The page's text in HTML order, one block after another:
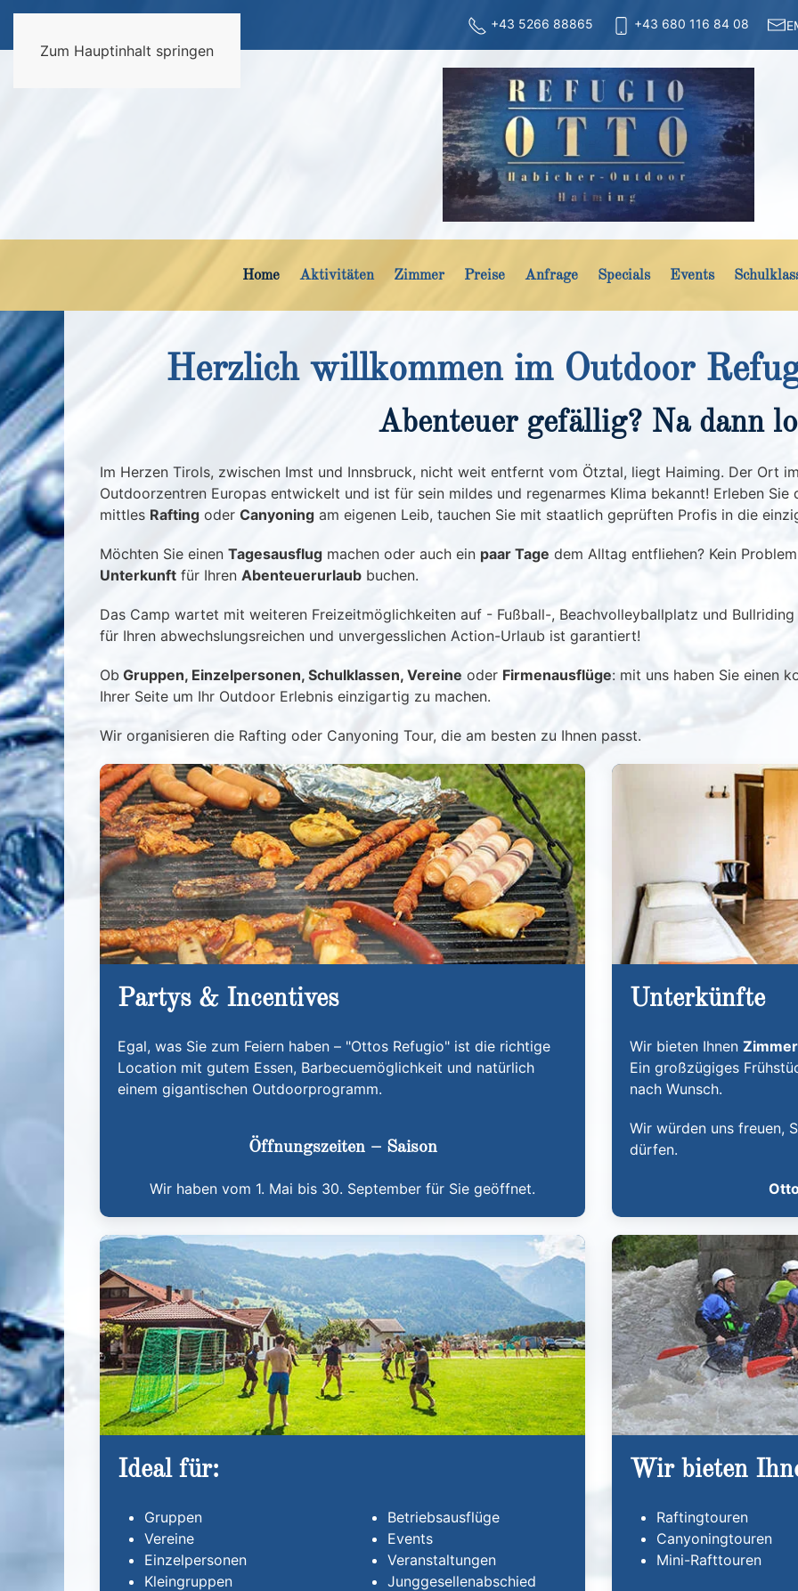
Zum Hauptinhalt springen
+43 5266 88865 +43 680 116 84 08
Home Aktivitäten Zimmer Preise Anfrage Specials Events
Das Outdoor-Erlebnis in
Herzlich willkommen im Outdoor
Abenteuer gefällig? Na dann
Im Herzen Tirols, zwischen Imst und Innsbruck, nicht weit entfernt vom Ötztal, liegt Haiming. Der Ort
Outdoorzentren Europas entwickelt und ist für sein mildes und regenarmes Klima bekannt! Erleben
mittles Rafting oder Canyoning am eigenen Leib, tauchen Sie mit staatlich geprüften Profis in die
Möchten Sie einen Tagesausflug machen oder auch ein paar Tage dem Alltag entfliehen? Kein
Unterkunft für Ihren Abenteuerurlaub buchen.
Das Camp wartet mit weiteren Freizeitmöglichkeiten auf - Fußball-, Beachvolleyballplatz und Bullriding
für Ihren abwechslungsreichen und unvergesslichen Action-Urlaub ist garantiert!
Ob Gruppen, Einzelpersonen, Schulklassen, Vereine oder Firmenausflüge: mit uns haben Sie einen
Ihrer Seite um Ihr Outdoor Erlebnis einzigartig zu machen.
Wir organisieren die Rafting oder Canyoning Tour, die am besten zu Ihnen passt.
Partys & Incentives
Egal, was Sie zum Feiern haben – "Ottos Refugio" ist die richtige
Location mit gutem Essen, Barbecuemöglichkeit und natürlich
einem gigantischen Outdoorprogramm.
Öffnungszeiten – Saison
Wir haben vom 1. Mai bis 30. September für Sie geöffnet.
Unterkünfte
Wir bieten Ihnen
Ein großzügiges
nach Wunsch.
Wir würden uns freuen,
dürfen.
Ideal für:
Gruppen
Vereine
Einzelpersonen
Kleingruppen
Betriebsausflüge
Events
Veranstaltungen
Junggesellenabschied
Wir bieten
Raftingtouren
Canyoningtouren
Mini-Rafttouren